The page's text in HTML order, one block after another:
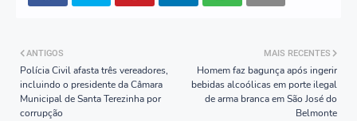
MAIS RECENTES
Homem faz bagunça após ingerir
bebidas alcoólicas em porte ilegal
de arma branca em São José do
Belmonte
ANTIGOS
Polícia Civil afasta três vereadores,
incluindo o presidente da Câmara
Municipal de Santa Terezinha por
corrupção